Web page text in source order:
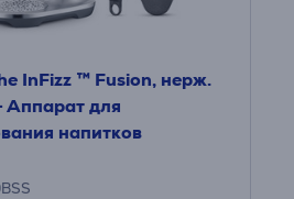
InFizz ™ Fusion, нерж.
Аппарат для
напитков